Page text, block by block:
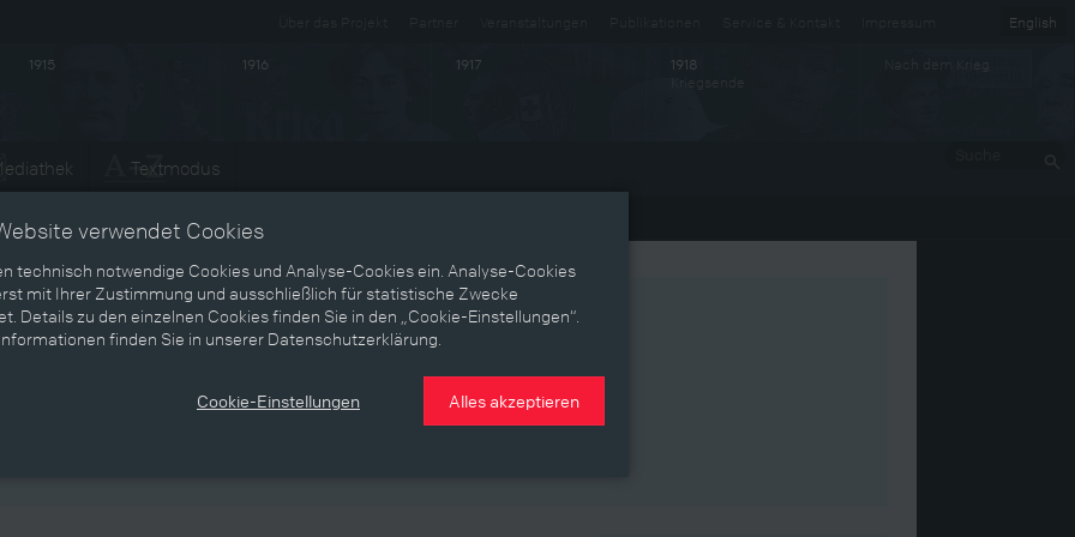
English
1915 1916 1917 1918
Textmodus
einmal Hauptstadt der
Mehr Bevölkerung, mehr
mehr Bürokratie, weniger
verwendet Cookies
technisch notwendige Cookies und Analyse-Cookies ein. Analyse-Cookies
mit Ihrer Zustimmung und ausschließlich für statistische Zwecke
Details zu den einzelnen Cookies finden Sie in den „Cookie-Einstellungen“.
finden Sie in unserer Datenschutzerklärung.
Cookie-Einstellungen Alles akzeptieren